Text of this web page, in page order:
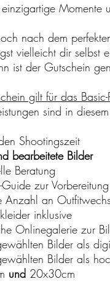
einzigartige Momente
nach dem
vielleicht dir selbst
ist der Gutschein
gilt für das Basic-
sind in
Shootingszeit
bearbeitete Bilder
Beratung
zur Vorbereitung
Anzahl an
inklusive
Onlinegalerie zur
Bilder als
Bilder als
und 20x30cm